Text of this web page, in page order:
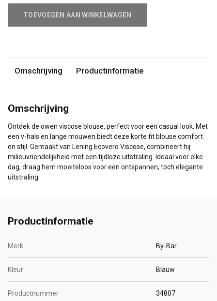
TOEVOEGEN AAN WINKELWAGEN
Omschrijving Productinformatie
Omschrijving
Ontdek de owen viscose blouse, perfect voor een casual look. Met
een v-hals en lange mouwen biedt deze korte fit blouse comfort
en stijl. Gemaakt van Lening Ecovero Viscose, combineert hij
milieuvriendelijkheid met een tijdloze uitstraling. Ideaal voor elke
dag, draag hem moeiteloos voor een ontspannen, toch elegante
uitstraling.
Productinformatie
Merk By-Bar
Kleur Blauw
Productnummer 34807